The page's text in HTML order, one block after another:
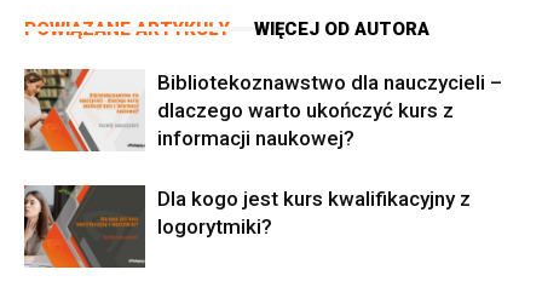
POWIĄZANE ARTYKUŁY WIĘCEJ OD AUTORA
Bibliotekoznawstwo dla nauczycieli –
dlaczego warto ukończyć kurs z
informacji naukowej?
Dla kogo jest kurs kwalifikacyjny z
logorytmiki?